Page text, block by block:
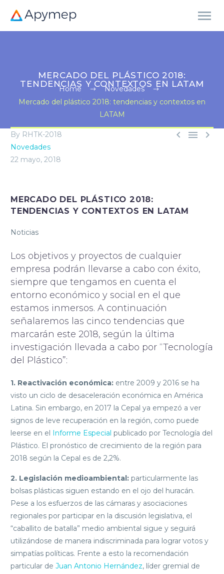
MERCADO DEL PLÁSTICO 2018:
TENDENCIAS Y CONTEXTOS EN LATAM
Home
Novedades
Mercado del plástico 2018: tendencias y contextos en
LATAM
  
By RHTK-2018
Novedades
22 mayo, 2018
MERCADO DEL PLÁSTICO 2018:
TENDENCIAS Y CONTEXTOS EN LATAM
Noticias
Los objetivos y proyectos de cualquier
empresa podrán llevarse a cabo con éxito,
siempre que tengamos en cuenta el
entorno económico y social en el que
estamos inmersos. A continuación
señalaremos las cinco tendencias que
marcarán este 2018, según la última
investigación llevada a cabo por “Tecnología
del Plástico”:
1. Reactivación económica: entre 2009 y 2016 se ha
visto un ciclo de desaceleración económica en América
Latina. Sin embargo, en 2017 la Cepal ya empezó a ver
signos de leve recuperación en la región, como puede
leerse en el Informe Especial publicado por Tecnología del
Plástico. El pronóstico de crecimiento de la región para
2018 según la Cepal es de 2,2%.
2. Legislación medioambiental: particularmente las
bolsas plásticas siguen estando en el ojo del huracán.
Pese a los esfuerzos de las cámaras y asociaciones
regionales por participar en la discusión legislativa, el
“caballito de batalla” medio ambiental sigue y seguirá
utilizándose de manera indiscriminada para lograr votos y
simpatías políticas. Frente a esto la recomendación
particular de Juan Antonio Hernández, líder gremial de